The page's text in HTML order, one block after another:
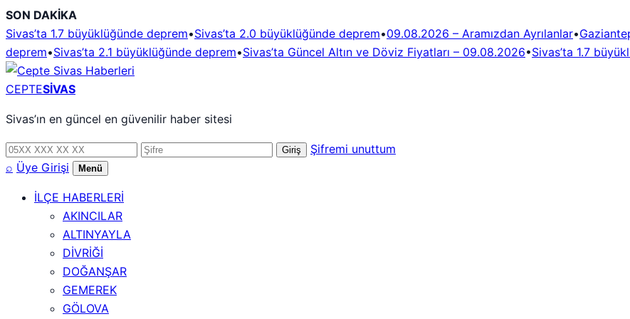
İçeriğe
geç
SON DAKİKA
Sivas’ta 1.7 büyüklüğünde deprem•Sivas’ta 2.0 büyüklüğünde deprem•09.08.2026 – Aramızdan Ayrılanlar•
deprem•Sivas’ta 2.1 büyüklüğünde deprem•Sivas’ta Güncel Altın ve Döviz Fiyatları – 09.08.2026•Sivas’ta 1.7
CEPTESİVAS
Sivas’ın en güncel en güvenilir haber sitesi
Telefon
numarası
Şifre Giriş
Şifremi unuttum
⌕ Üye Girişi Menü
İLÇE HABERLERİ
AKINCILAR
ALTINYAYLA
DİVRİĞİ
DOĞANŞAR
GEMEREK
GÖLOVA